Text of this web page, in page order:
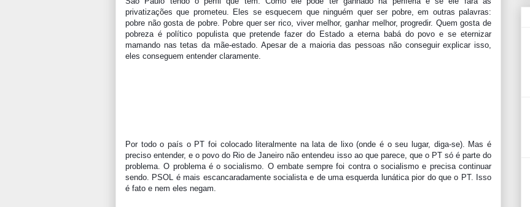
privatizações que prometeu. Eles se esquecem que ninguém quer ser pobre, em outras palavras:
pobre não gosta de pobre. Pobre quer ser rico, viver melhor, ganhar melhor, progredir. Quem gosta de
pobreza é político populista que pretende fazer do Estado a eterna babá do povo e se eternizar
mamando nas tetas da mãe-estado. Apesar de a maioria das pessoas não conseguir explicar isso,
eles conseguem entender claramente.
Por todo o país o PT foi colocado literalmente na lata de lixo (onde é o seu lugar, diga-se). Mas é
preciso entender, e o povo do Rio de Janeiro não entendeu isso ao que parece, que o PT só é parte do
problema. O problema é o socialismo. O embate sempre foi contra o socialismo e precisa continuar
sendo. PSOL é mais escancaradamente socialista e de uma esquerda lunática pior do que o PT. Isso
é fato e nem eles negam.